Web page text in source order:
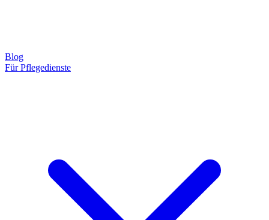
Blog
Für Pflegedienste